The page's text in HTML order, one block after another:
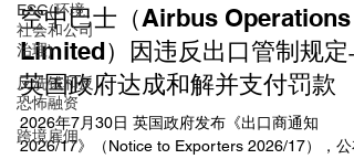
ESG(环境、
社会和公司
治理)
反洗钱和反
恐怖融资
跨境雇佣
华人民共和国两用物项出口管制清单》的无人机及
其关键零部件、相关技术对美国出口，逐案从严审
核，不适用许可便利措施。 本公告自公布之日起
式实施。 商 务 部 2026年8月5日
https://www.mofcom.gov.cn/zwgk/zcfb/art/2026/
_74835ca289b5463f9c36cb983b689dba.html
空中巴士（Airbus Operations
Limited）因违反出口管制规定
英国政府达成和解并支付罚款
2026年7月30日 英国政府发布《出口商通知
2026/17》（Notice to Exporters 2026/17），公